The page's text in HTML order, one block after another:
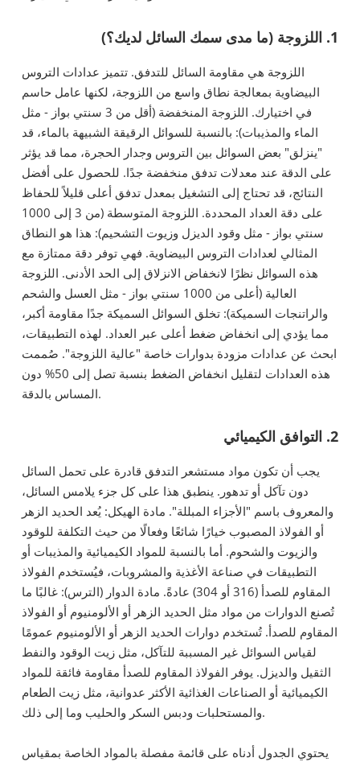
1. اللزوجة (ما مدى سمك السائل لديك؟)
اللزوجة هي مقاومة السائل للتدفق. تتميز عدادات التروس
البيضاوية بمعالجة نطاق واسع من اللزوجة، لكنها عامل حاسم
في اختيارك. اللزوجة المنخفضة (أقل من 3 سنتي بواز - مثل
الماء والمذيبات): بالنسبة للسوائل الرقيقة الشبيهة بالماء، قد
"ينزلق" بعض السوائل بين التروس وجدار الحجرة، مما قد يؤثر
على الدقة عند معدلات تدفق منخفضة جدًا. للحصول على أفضل
النتائج، قد تحتاج إلى التشغيل بمعدل تدفق أعلى قليلاً للحفاظ
على دقة العداد المحددة. اللزوجة المتوسطة (من 3 إلى 1000
سنتي بواز - مثل وقود الديزل وزيوت التشحيم): هذا هو النطاق
المثالي لعدادات التروس البيضاوية. فهي توفر دقة ممتازة مع
هذه السوائل نظرًا لانخفاض الانزلاق إلى الحد الأدنى. اللزوجة
العالية (أعلى من 1000 سنتي بواز - مثل العسل والشحم
والراتنجات السميكة): تخلق السوائل السميكة جدًا مقاومة أكبر،
مما يؤدي إلى انخفاض ضغط أعلى عبر العداد. لهذه التطبيقات،
ابحث عن عدادات مزودة بدوارات خاصة "عالية اللزوجة". صُممت
هذه العدادات لتقليل انخفاض الضغط بنسبة تصل إلى 50% دون
المساس بالدقة.
2. التوافق الكيميائي
يجب أن تكون مواد مستشعر التدفق قادرة على تحمل السائل
دون تآكل أو تدهور. ينطبق هذا على كل جزء يلامس السائل،
والمعروف باسم "الأجزاء المبللة". مادة الهيكل: يُعد الحديد الزهر
أو الفولاذ المصبوب خيارًا شائعًا وفعالًا من حيث التكلفة للوقود
والزيوت والشحوم. أما بالنسبة للمواد الكيميائية والمذيبات أو
التطبيقات في صناعة الأغذية والمشروبات، فيُستخدم الفولاذ
المقاوم للصدأ (316 أو 304) عادةً. مادة الدوار (الترس): غالبًا ما
تُصنع الدوارات من مواد مثل الحديد الزهر أو الألومنيوم أو الفولاذ
المقاوم للصدأ. تُستخدم دوارات الحديد الزهر أو الألومنيوم عمومًا
لقياس السوائل غير المسببة للتآكل، مثل زيت الوقود والنفط
الثقيل والديزل. يوفر الفولاذ المقاوم للصدأ مقاومة فائقة للمواد
الكيميائية أو الصناعات الغذائية الأكثر عدوانية، مثل زيت الطعام
والمستحلبات ودبس السكر والحليب وما إلى ذلك.
يحتوي الجدول أدناه على قائمة مفصلة بالمواد الخاصة بمقياس